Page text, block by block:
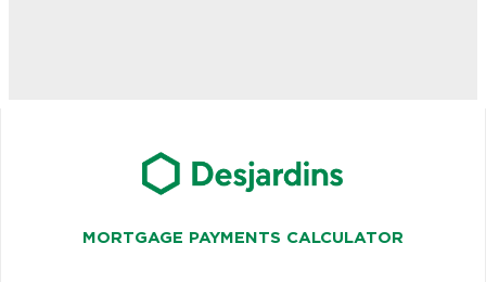
MORTGAGE PAYMENTS CALCULATOR